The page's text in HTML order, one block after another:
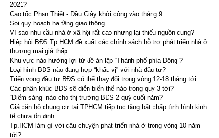
2021?
Cao tốc Phan Thiết - Dầu Giây khởi công vào tháng 9
Soi quy hoạch hạ tầng giao thông
Vì sao nhu cầu nhà ở xã hội rất cao nhưng lại thiếu nguồn cung?
Hiệp hội BĐS Tp.HCM đề xuất các chính sách hỗ trợ phát triển nhà ở
thương mại giá thấp
Khu vực nào hưởng lợi từ đề án lập “Thành phố phía Đông”?
Loại hình BĐS nào đang hợp “khẩu vị” với nhà đầu tư?
Triển vọng đầu tư BĐS có thể thay đổi trong vòng 12-18 tháng tới
Các phân khúc BĐS sẽ diễn biến thế nào trong quý 3 tới?
“Điểm sáng” nào cho thị trường BĐS 2 quý cuối năm?
Giá căn hộ chung cư tại TPHCM tiếp tục tăng bất chấp tình hình kinh
tế chưa ổn định
Tp.HCM làm gì với câu chuyện phát triển nhà ở trong vòng 10 năm
tới?